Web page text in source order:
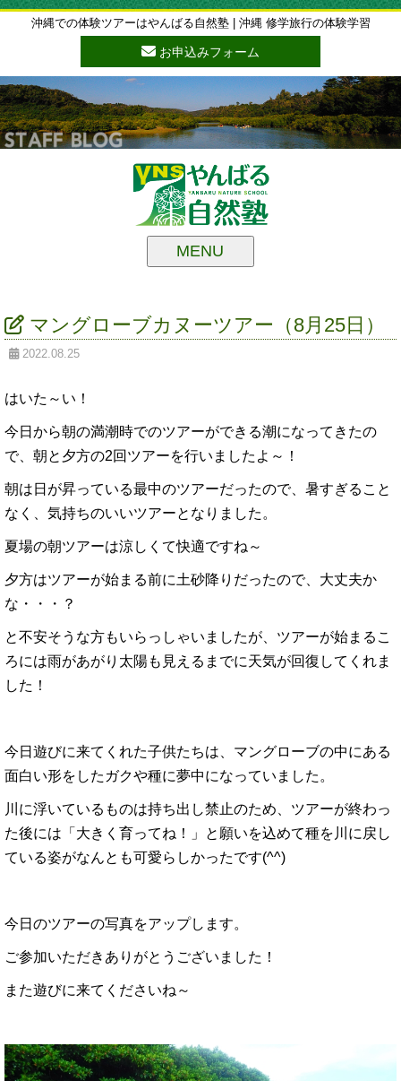
沖縄での体験ツアーはやんばる自然塾 | 沖縄 修学旅行の体験学習
お申込みフォーム
MENU
マングローブカヌーツアー（8月25日）
2022.08.25
はいた～い！
今日から朝の満潮時でのツアーができる潮になってきたの
で、朝と夕方の2回ツアーを行いましたよ～！
朝は日が昇っている最中のツアーだったので、暑すぎること
なく、気持ちのいいツアーとなりました。
夏場の朝ツアーは涼しくて快適ですね～
夕方はツアーが始まる前に土砂降りだったので、大丈夫か
な・・・？
と不安そうな方もいらっしゃいましたが、ツアーが始まるこ
ろには雨があがり太陽も見えるまでに天気が回復してくれま
した！
今日遊びに来てくれた子供たちは、マングローブの中にある
面白い形をしたガクや種に夢中になっていました。
川に浮いているものは持ち出し禁止のため、ツアーが終わっ
た後には「大きく育ってね！」と願いを込めて種を川に戻し
ている姿がなんとも可愛らしかったです(^^)
今日のツアーの写真をアップします。
ご参加いただきありがとうございました！
また遊びに来てくださいね～